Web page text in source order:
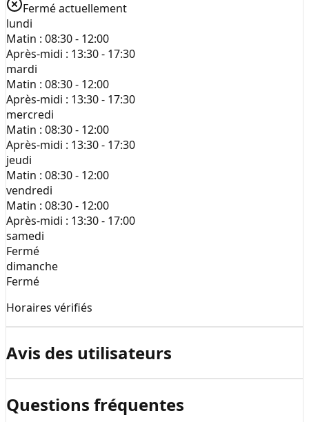
Fermé actuellement
lundi
Matin : 08:30 - 12:00
Après-midi : 13:30 - 17:30
mardi
Matin : 08:30 - 12:00
Après-midi : 13:30 - 17:30
mercredi
Matin : 08:30 - 12:00
Après-midi : 13:30 - 17:30
jeudi
Matin : 08:30 - 12:00
vendredi
Matin : 08:30 - 12:00
Après-midi : 13:30 - 17:00
samedi
Fermé
dimanche
Fermé
Horaires vérifiés
Avis des utilisateurs
Questions fréquentes